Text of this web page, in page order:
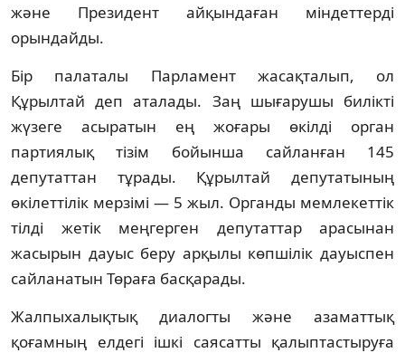
және Президент айқындаған міндеттерді
орындайды.
Бір палаталы Парламент жасақталып, ол
Құрылтай деп аталады. Заң шығарушы билікті
жүзеге асыратын ең жоғары өкілді орган
партиялық тізім бойынша сайланған 145
депутаттан тұрады. Құрылтай депутатының
өкілеттілік мерзімі — 5 жыл. Органды мемлекеттік
тілді жетік меңгерген депутаттар арасынан
жасырын дауыс беру арқылы көпшілік дауыспен
сайланатын Төраға басқарады.
Жалпыхалықтық диалогты және азаматтық
қоғамның елдегі ішкі саясатты қалыптастыруға